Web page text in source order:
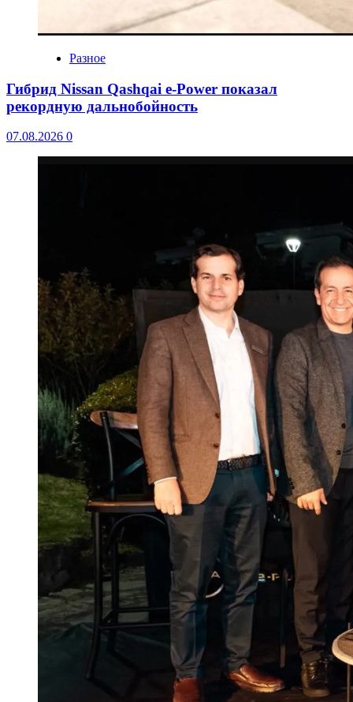
Разное
Гибрид Nissan Qashqai e-Power показал
рекордную дальнобойность
07.08.2026 0